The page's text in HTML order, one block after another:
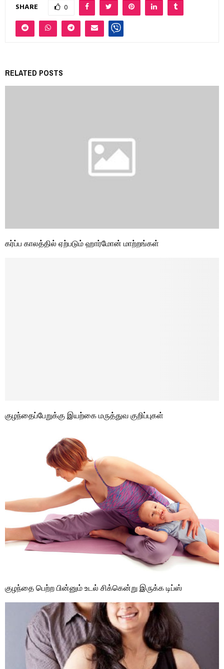
SHARE 0
RELATED POSTS
கர்ப்ப காலத்தில் ஏற்படும் ஹார்மோன் மாற்றங்கள்
குழந்தைப்பேறுக்கு இயற்கை மருத்துவ குறிப்புகள்
குழந்தை பெற்ற பின்னும் உடல் சிக்கென்று இருக்க டிப்ஸ்